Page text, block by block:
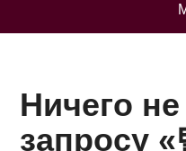
Ничего
запросу «